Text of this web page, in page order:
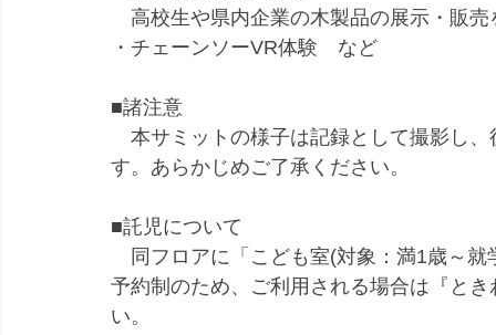
高校生や県内企業の木製品の展示・販売
・チェーンソーVR体験　など
■諸注意
本サミットの様子は記録として撮影し、
す。あらかじめご了承ください。
■託児について
同フロアに「こども室(対象：満1歳～就
予約制のため、ご利用される場合は『と
い。